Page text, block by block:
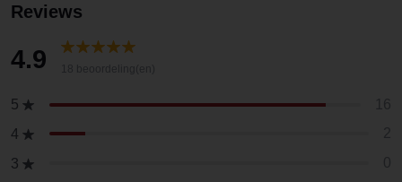
Reviews
4.9
5
4
3